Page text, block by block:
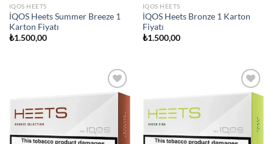
IQOS HEETS
İQOS Heets Summer Breeze 1
Karton Fiyatı
₺1.500,00
IQOS HEETS
İQOS Heets Bronze 1 Karton
Fiyatı
₺1.500,00
Add to
Add to